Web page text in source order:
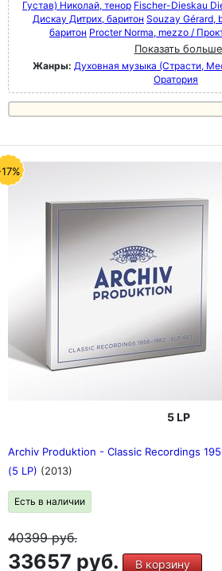
Густав) Николай, тенор Fischer-Dieskau
Дискау Дитрих, баритон Souzay Gérard,
баритон Procter Norma, mezzo /
Показать больше
Жанры: Духовная музыка (Страсти,
Оратория
5 LP
Archiv Produktion - Classic Recordings
(5 LP) (2013)
Есть в наличии
40399руб.
33657 руб. В корзину